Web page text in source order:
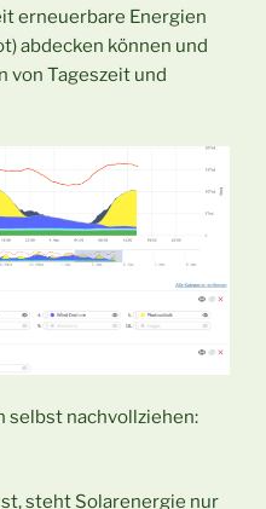
erneuerbare Energien
abdecken können und
von Tageszeit und
selbst nachvollziehen:
steht Solarenergie nur